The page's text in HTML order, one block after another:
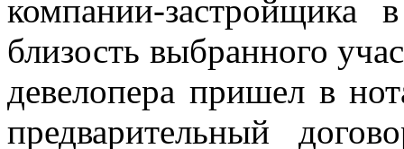
компании-застройщика
близость выбранного
девелопера пришел в
предварительный